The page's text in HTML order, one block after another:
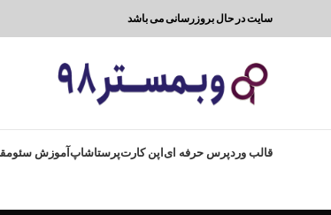
سایت در حال بروزرسانی می باشد
قالب وردپرس حرفه ایاپن کارتپرستاشاپآموزش سئو